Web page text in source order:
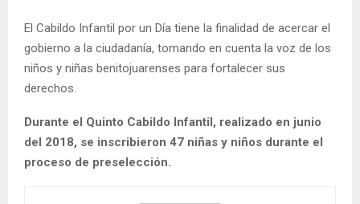
El Cabildo Infantil por un Día tiene la finalidad de acercar el
gobierno a la ciudadanía, tomando en cuenta la voz de los
niños y niñas benitojuarenses para fortalecer sus
derechos.
Durante el Quinto Cabildo Infantil, realizado en junio
del 2018, se inscribieron 47 niñas y niños durante el
proceso de preselección.